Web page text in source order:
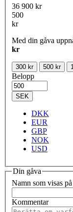
36 900 kr
500
kr
Med din gåva
kr
300 kr 500 kr
Belopp
SEK
DKK
EUR
GBP
NOK
USD
Din gåva
Namn som visas
Kommentar